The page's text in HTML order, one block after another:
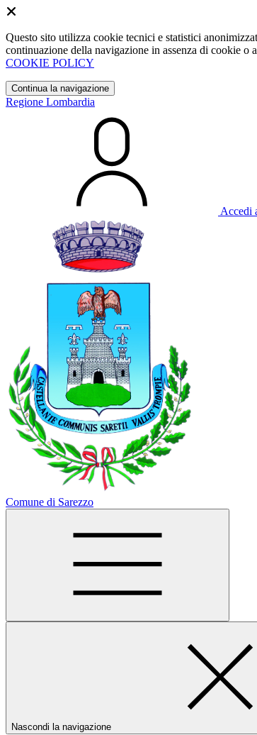
Questo sito utilizza cookie tecnici e statistici
continuazione della navigazione in assenza di cookie
COOKIE POLICY
Continua la navigazione
Regione Lombardia
Accedi
Comune di Sarezzo
Nascondi la navigazione